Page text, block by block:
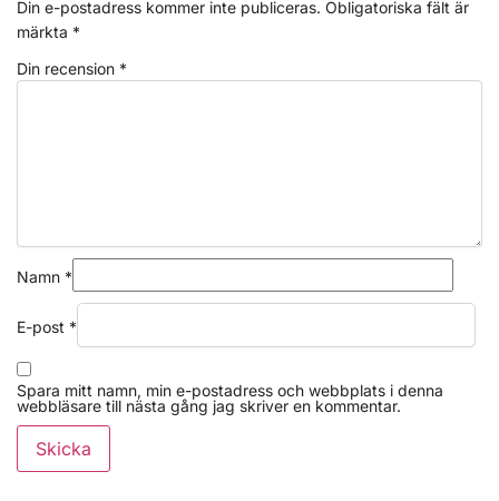
Din e-postadress kommer inte publiceras. Obligatoriska fält är
märkta *
Din recension *
Namn *
E-post *
Spara mitt namn, min e-postadress och webbplats i denna
webbläsare till nästa gång jag skriver en kommentar.